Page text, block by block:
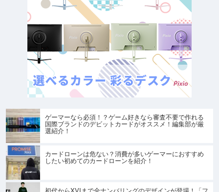
ゲーマーなら必須！？ゲーム好きなら審査不要で作れる
国際ブランドのデビットカードがオススメ！編集部が厳
選紹介！
カードローンは危ない？消費が多いゲーマーにおすすめ
したい初めてのカードローンを紹介！
初代からXVIまで全ナンバリングのデザインが登場！「フ